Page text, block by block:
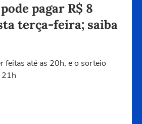
pagar R$ 8
terça-feira; saiba
feitas até as 20h, e o sorteio
21h